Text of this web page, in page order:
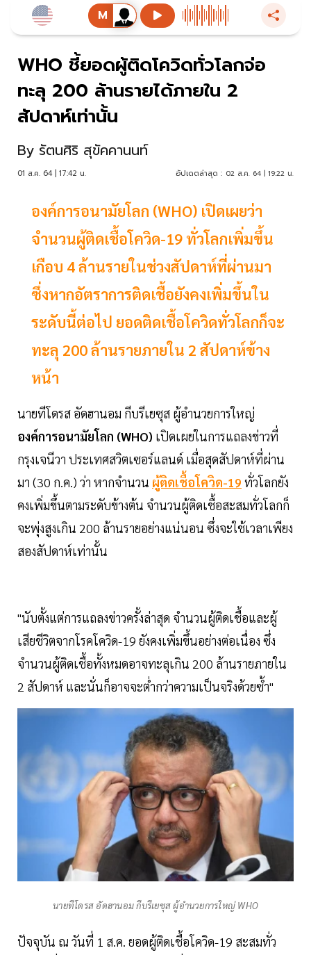
WHO ชี้ยอดผู้ติดโควิดทั่วโลกจ่อ
ทะลุ 200 ล้านรายได้ภายใน 2
สัปดาห์เท่านั้น
By รัตนศิริ สุขัคคานนท์
01 ส.ค. 64 | 17:42 น. อัปเดตล่าสุด : 02 ส.ค. 64 | 19:22 น.
องค์การอนามัยโลก (WHO) เปิดเผยว่า
จำนวนผู้ติดเชื้อโควิด-19 ทั่วโลกเพิ่มขึ้น
เกือบ 4 ล้านรายในช่วงสัปดาห์ที่ผ่านมา
ซึ่งหากอัตราการติดเชื้อยังคงเพิ่มขึ้นใน
ระดับนี้ต่อไป ยอดติดเชื้อโควิดทั่วโลกก็จะ
ทะลุ 200 ล้านรายภายใน 2 สัปดาห์ข้าง
หน้า
นายทีโดรส อัดฮานอม กีบรีเยซุส ผู้อำนวยการใหญ่
องค์การอนามัยโลก (WHO) เปิดเผยในการแถลงข่าวที่
กรุงเจนีวา ประเทศสวิตเซอร์แลนด์ เมื่อสุดสัปดาห์ที่ผ่าน
มา (30 ก.ค.) ว่า หากจำนวน ผู้ติดเชื้อโควิด-19 ทั่วโลกยัง
คงเพิ่มขึ้นตามระดับข้างต้น จำนวนผู้ติดเชื้อสะสมทั่วโลกก็
จะพุ่งสูงเกิน 200 ล้านรายอย่างแน่นอน ซึ่งจะใช้เวลาเพียง
สองสัปดาห์เท่านั้น
"นับตั้งแต่การแถลงข่าวครั้งล่าสุด จำนวนผู้ติดเชื้อและผู้
เสียชีวิตจากโรคโควิด-19 ยังคงเพิ่มขึ้นอย่างต่อเนื่อง ซึ่ง
จำนวนผู้ติดเชื้อทั้งหมดอาจทะลุเกิน 200 ล้านรายภายใน
2 สัปดาห์ และนั่นก็อาจจะต่ำกว่าความเป็นจริงด้วยซ้ำ"
นายทีโดรส อัดฮานอม กีบรีเยซุส ผู้อำนวยการใหญ่ WHO
ปัจจุบัน ณ วันที่ 1 ส.ค. ยอดผู้ติดเชื้อโควิด-19 สะสมทั่ว